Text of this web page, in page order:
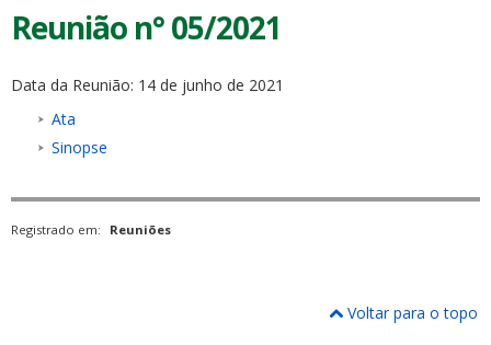
Reunião n° 05/2021
Data da Reunião: 14 de junho de 2021
Ata
Sinopse
Registrado em: Reuniões
Voltar para o topo